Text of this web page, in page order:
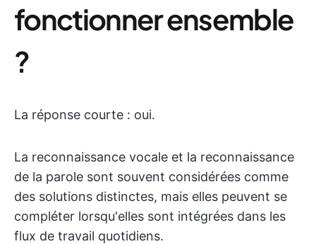
fonctionner ensemble
?
La réponse courte : oui.
La reconnaissance vocale et la reconnaissance
de la parole sont souvent considérées comme
des solutions distinctes, mais elles peuvent se
compléter lorsqu'elles sont intégrées dans les
flux de travail quotidiens.